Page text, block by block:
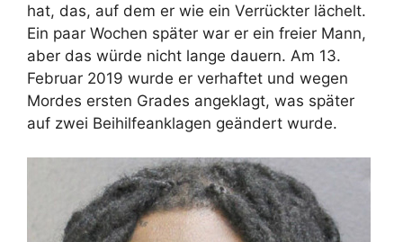
hat, das, auf dem er wie ein Verrückter lächelt.
Ein paar Wochen später war er ein freier Mann,
aber das würde nicht lange dauern. Am 13.
Februar 2019 wurde er verhaftet und wegen
Mordes ersten Grades angeklagt, was später
auf zwei Beihilfeanklagen geändert wurde.